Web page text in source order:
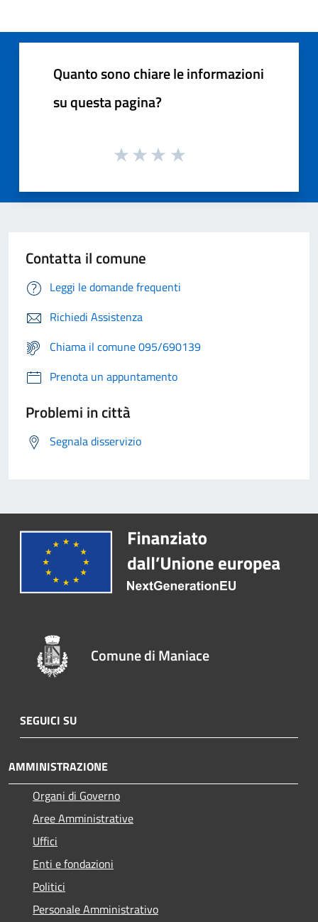
Quanto sono chiare le informazioni
su questa pagina?
Contatta il comune
Leggi le domande frequenti
Richiedi Assistenza
Chiama il comune 095/690139
Prenota un appuntamento
Problemi in città
Segnala disservizio
Comune di Maniace
SEGUICI SU
AMMINISTRAZIONE
Organi di Governo
Aree Amministrative
Uffici
Enti e fondazioni
Politici
Personale Amministrativo